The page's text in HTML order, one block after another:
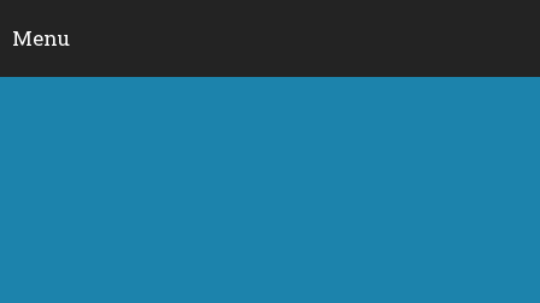
Menu
Skip to content